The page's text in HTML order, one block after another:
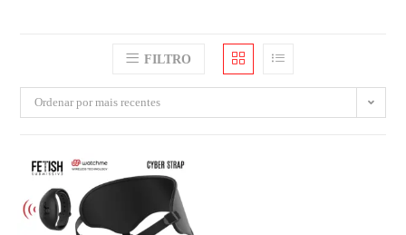
FILTRO
Ordenar por mais recentes